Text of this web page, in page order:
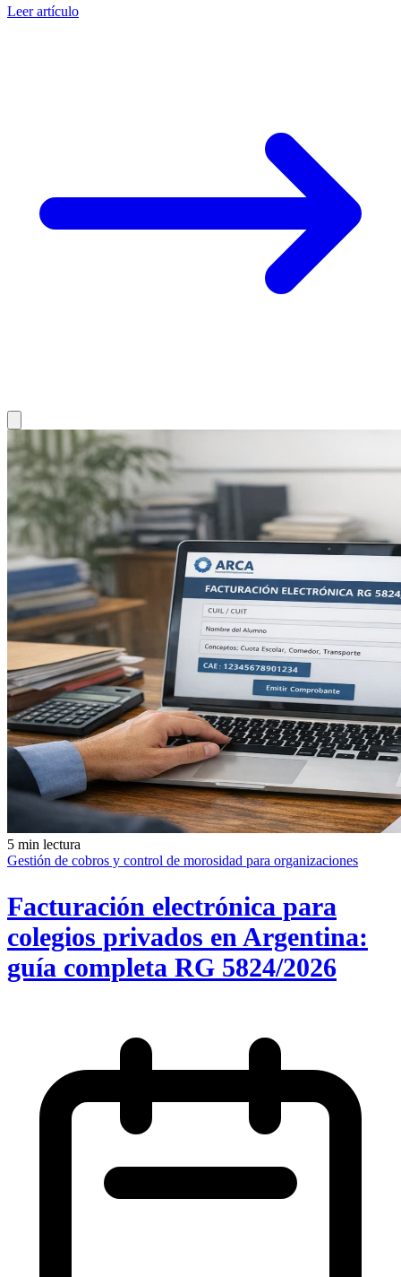
Leer artículo
5 min lectura
Gestión de cobros y control de morosidad para organizaciones
Facturación electrónica para
colegios privados en Argentina:
guía completa RG 5824/2026